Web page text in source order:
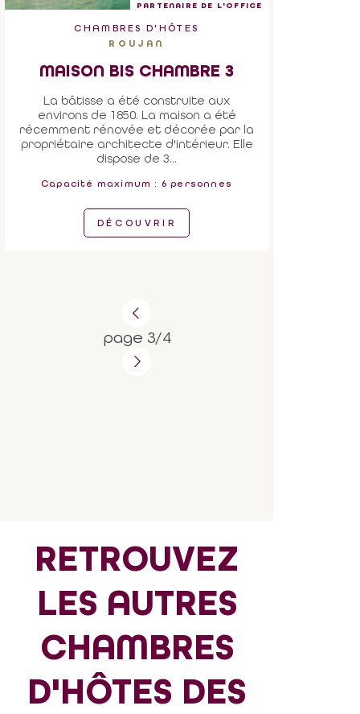
PARTENAIRE DE L'OFFICE
CHAMBRES D'HÔTES
ROUJAN
MAISON BIS CHAMBRE 3
La bâtisse a été construite aux
environs de 1850. La maison a été
récemment rénovée et décorée par la
propriétaire architecte d'intérieur. Elle
dispose de 3...
Capacité maximum : 6 personnes
DÉCOUVRIR
page 3/4
RETROUVEZ
LES AUTRES
CHAMBRES
D'HÔTES DES